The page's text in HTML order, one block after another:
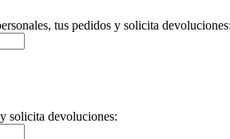
tus pedidos y solicita devoluciones:
solicita devoluciones: